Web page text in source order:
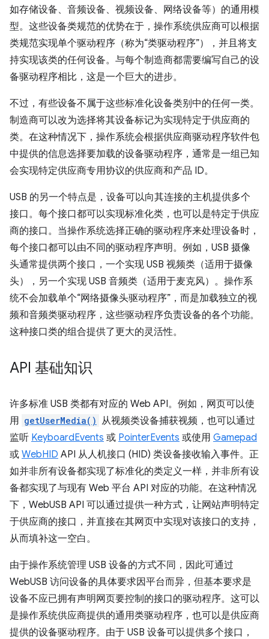
如存储设备、音频设备、视频设备、网络设备等）的通用模
型。这些设备类规范的优势在于，操作系统供应商可以根据
类规范实现单个驱动程序（称为“类驱动程序”），并且将支
持实现该类的任何设备。与每个制造商都需要编写自己的设
备驱动程序相比，这是一个巨大的进步。
不过，有些设备不属于这些标准化设备类别中的任何一类。
制造商可以改为选择将其设备标记为实现特定于供应商的
类。在这种情况下，操作系统会根据供应商驱动程序软件包
中提供的信息选择要加载的设备驱动程序，通常是一组已知
会实现特定供应商专用协议的供应商和产品 ID。
USB 的另一个特点是，设备可以向其连接的主机提供多个
接口。每个接口都可以实现标准化类，也可以是特定于供应
商的接口。当操作系统选择正确的驱动程序来处理设备时，
每个接口都可以由不同的驱动程序声明。例如，USB 摄像
头通常提供两个接口，一个实现 USB 视频类（适用于摄像
头），另一个实现 USB 音频类（适用于麦克风）。操作系
统不会加载单个“网络摄像头驱动程序”，而是加载独立的视
频和音频类驱动程序，这些驱动程序负责设备的各个功能。
这种接口类的组合提供了更大的灵活性。
API 基础知识
许多标准 USB 类都有对应的 Web API。例如，网页可以使
用 getUserMedia() 从视频类设备捕获视频，也可以通过
监听 KeyboardEvents 或 PointerEvents 或使用 Gamepad
或 WebHID API 从人机接口 (HID) 类设备接收输入事件。正
如并非所有设备都实现了标准化的类定义一样，并非所有设
备都实现了与现有 Web 平台 API 对应的功能。在这种情况
下，WebUSB API 可以通过提供一种方式，让网站声明特定
于供应商的接口，并直接在其网页中实现对该接口的支持，
从而填补这一空白。
由于操作系统管理 USB 设备的方式不同，因此可通过
WebUSB 访问设备的具体要求因平台而异，但基本要求是
设备不应已拥有声明网页要控制的接口的驱动程序。这可以
是操作系统供应商提供的通用类驱动程序，也可以是供应商
提供的设备驱动程序。由于 USB 设备可以提供多个接口，